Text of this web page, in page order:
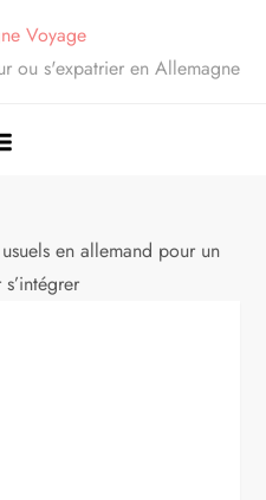
ou s'expatrier en Allemagne
en allemand pour un